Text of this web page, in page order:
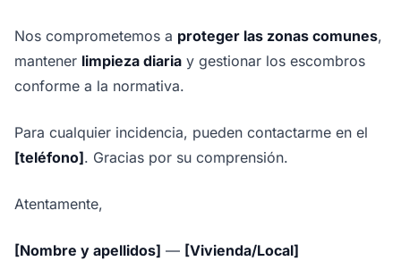
Nos comprometemos a proteger las zonas comunes,
mantener limpieza diaria y gestionar los escombros
conforme a la normativa.
Para cualquier incidencia, pueden contactarme en el
[teléfono]. Gracias por su comprensión.
Atentamente,
[Nombre y apellidos] — [Vivienda/Local]